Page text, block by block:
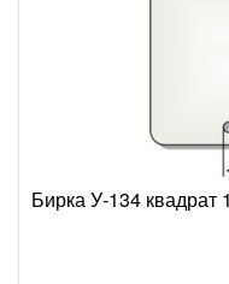
Бирка У-134